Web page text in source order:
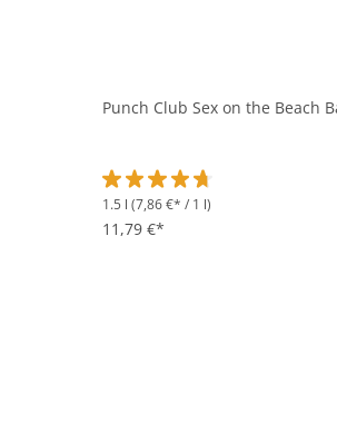
Punch Club Sex on the Beach
Durchschnittliche Bewertung
1.5 l (7,86 €* / 1 l)
11,79 €*